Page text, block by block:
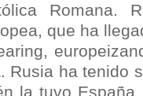
que ha
Rusia ha tenido
la tuvo